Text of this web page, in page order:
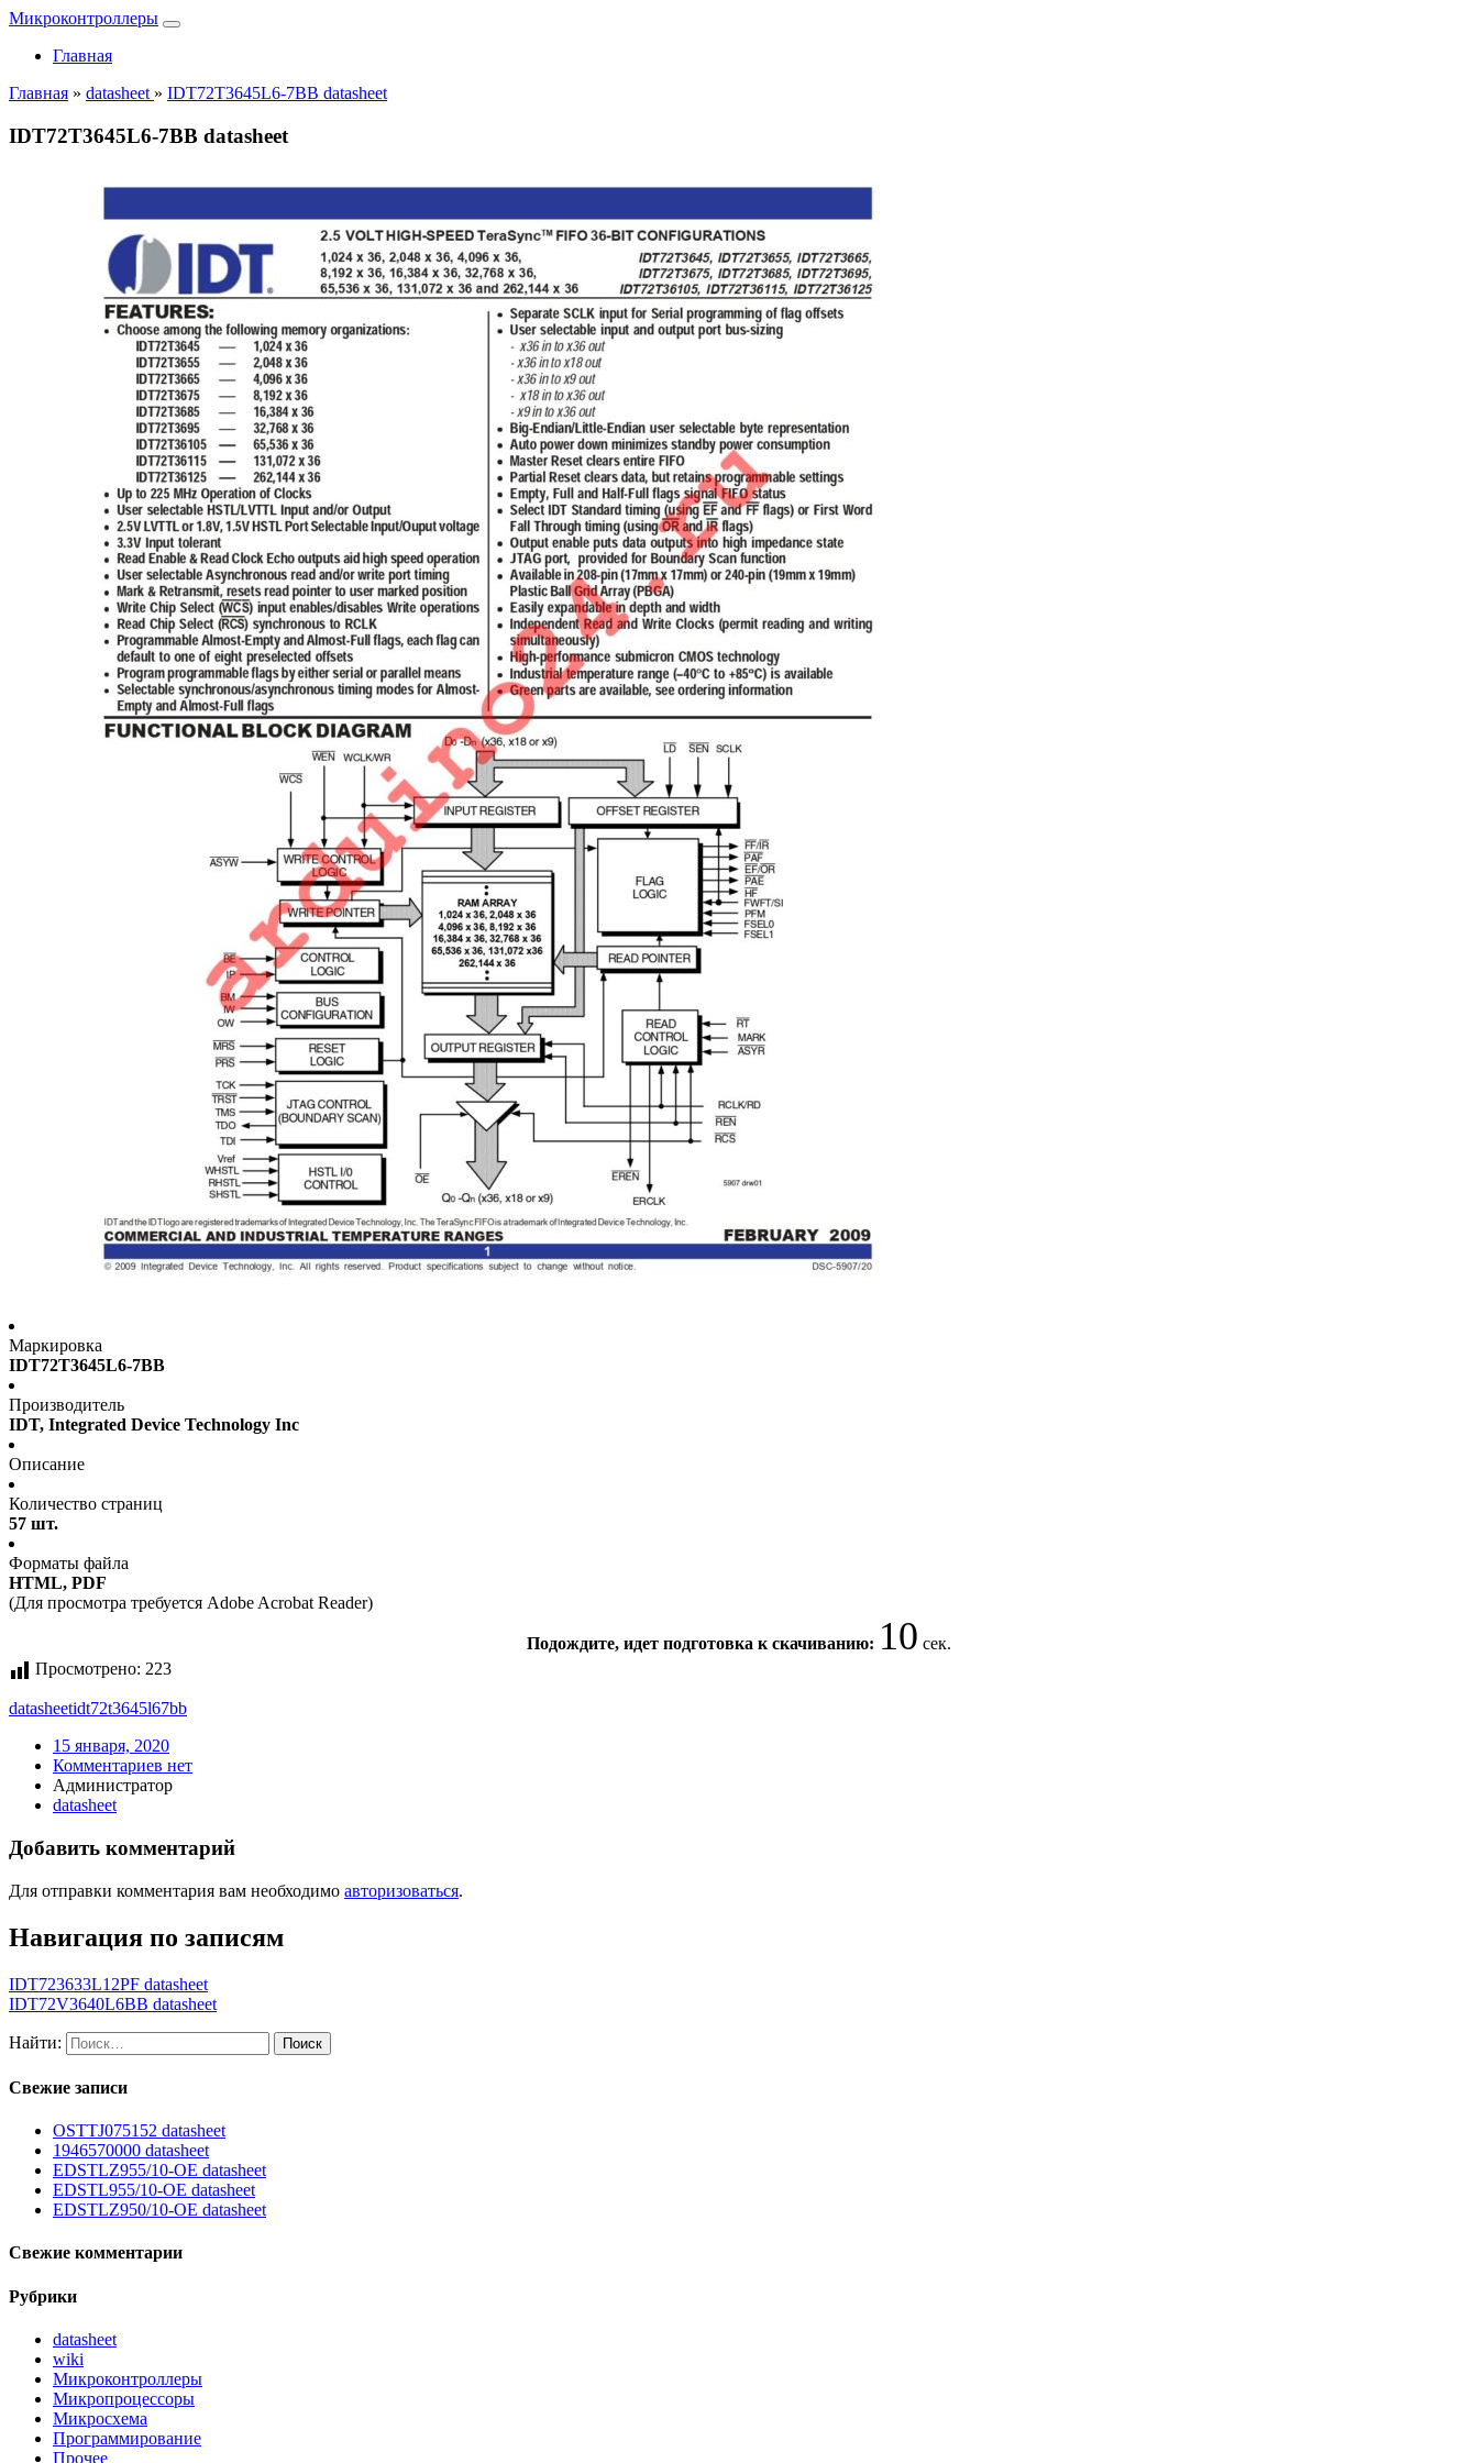
Микроконтроллеры
Главная
Главная » datasheet » IDT72T3645L6-7BB datasheet
IDT72T3645L6-7BB datasheet
Маркировка
IDT72T3645L6-7BB
Производитель
IDT, Integrated Device Technology Inc
Описание
Количество страниц
57 шт.
Форматы файла
HTML, PDF
(Для просмотра требуется Adobe Acrobat Reader)
Подождите, идет подготовка к скачиванию: 10 сек.
Просмотрено: 223
datasheetidt72t3645l67bb
15 января, 2020
Комментариев нет
Администратор
datasheet
Добавить комментарий
Для отправки комментария вам необходимо авторизоваться.
Навигация по записям
IDT723633L12PF datasheet
IDT72V3640L6BB datasheet
Найти:
Свежие записи
OSTTJ075152 datasheet
1946570000 datasheet
EDSTLZ955/10-OE datasheet
EDSTL955/10-OE datasheet
EDSTLZ950/10-OE datasheet
Свежие комментарии
Рубрики
datasheet
wiki
Микроконтроллеры
Микропроцессоры
Микросхема
Программирование
Прочее